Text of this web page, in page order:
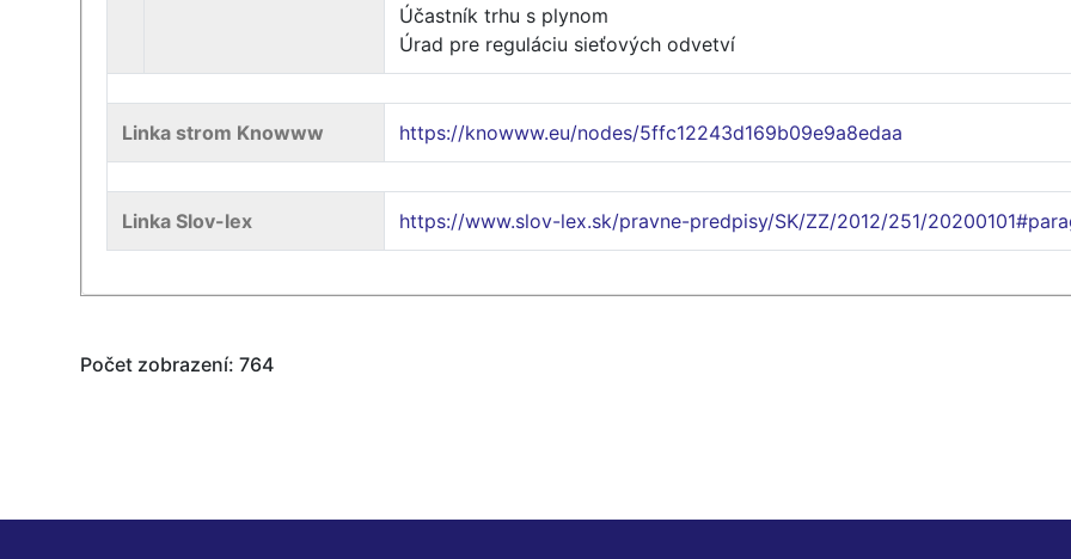
Účastník trhu s plynom
Úrad pre reguláciu sieťových odvetví
Linka strom Knowww https://knowww.eu/nodes/5ffc12243d169b09e9a8edaa
Linka Slov-lex https://www.slov-lex.sk/pravne-predpisy/SK/ZZ/2012/251/
Počet zobrazení: 764